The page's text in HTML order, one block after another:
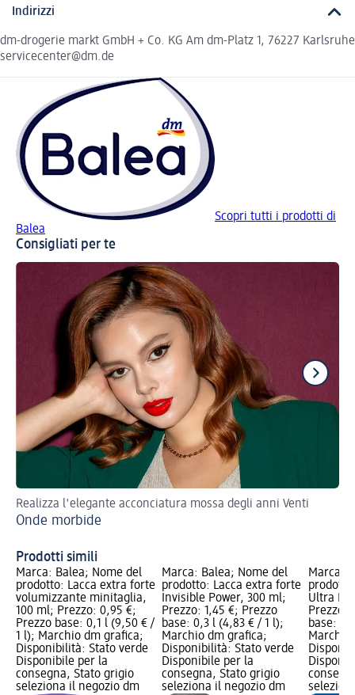
Indirizzi
dm-drogerie markt GmbH + Co. KG Am dm-Platz 1, 76227 Karlsruhe
servicecenter@dm.de
Scopri tutti i prodotti di
Balea
Consigliati per te
Realizza l'elegante acconciatura mossa degli anni Venti
Onde morbide
Prodotti simili
Marca: Balea; Nome del
prodotto: Lacca extra forte
volumizzante minitaglia,
100 ml; Prezzo: 0,95 €;
Prezzo base: 0,1 l (9,50 € /
1 l); Marchio dm grafica;
Disponibilità: Stato verde
Disponibile per la
consegna, Stato grigio
seleziona il negozio dm
Marca: Balea; Nome del
prodotto: Lacca extra forte
Invisible Power, 300 ml;
Prezzo: 1,45 €; Prezzo
base: 0,3 l (4,83 € / 1 l);
Marchio dm grafica;
Disponibilità: Stato verde
Disponibile per la
consegna, Stato grigio
seleziona il negozio dm
Marca:
Ultra
Prezzo:
base:
Marchio